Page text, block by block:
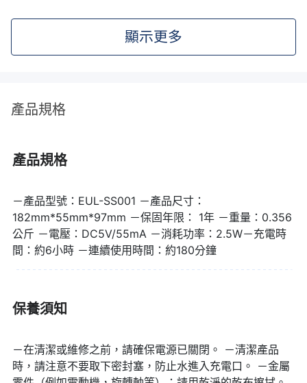
SS001)，讓廚房清潔變得超省力！
▌強悍耐用集結一身，300RPM大扭力
刷頭，有樂紛小刷刷電動清潔刷拯救你
的廚房清潔噩夢！
延伸閱讀｜有樂紛電動清潔刷家族開箱評比！
顯示更多
產品規格
產品規格
－產品型號：EUL-SS001 －產品尺寸：
182mm*55mm*97mm －保固年限： 1年 －重量：0.356
公斤 －電壓：DC5V/55mA －消耗功率：2.5W ​​－充電時
間：約6小時 －連續使用時間：約180分鐘
保養須知
－在清潔或維修之前，請確保電源已關閉。 －清潔產品
時，請注意不要取下密封塞，防止水進入充電口。 －金屬